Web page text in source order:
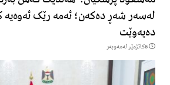
لەسەر شەڕ دەكەن؛ ئەمە رێک ئەوەیە
دەیەوێت
6كاتژمێر لەمەوبەر